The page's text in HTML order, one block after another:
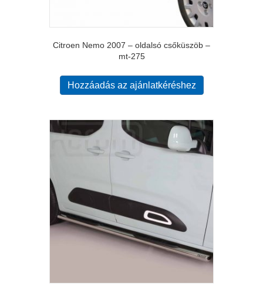
Citroen Nemo 2007 – oldalsó csőküszöb –
mt-275
Hozzáadás az ajánlatkéréshez